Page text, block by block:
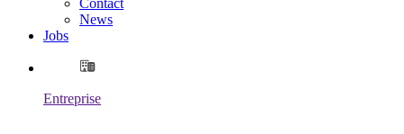
Contact
News
Jobs
Entreprise